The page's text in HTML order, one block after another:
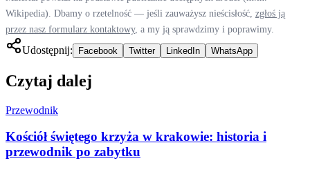
Wikipedia). Dbamy o rzetelność — jeśli zauważysz nieścisłość, zgłoś ją
przez nasz formularz kontaktowy, a my ją sprawdzimy i poprawimy.
Udostępnij: Facebook Twitter LinkedIn WhatsApp
Czytaj dalej
Przewodnik
Kościół świętego krzyża w krakowie: historia i
przewodnik po zabytku